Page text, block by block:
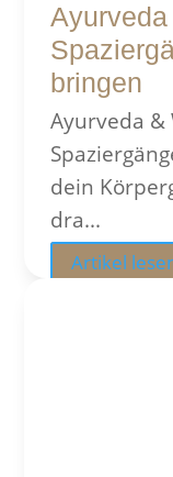
bringen
Ayurveda
dein
dra...
Artikel